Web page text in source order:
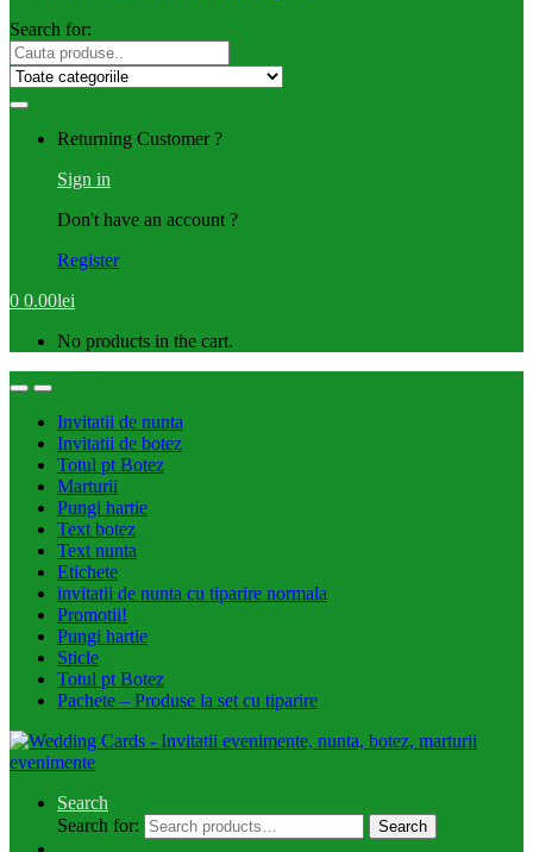
Search for:
Returning Customer ?
Sign in
Don't have an account ?
Register
0 0.00lei
No products in the cart.
Invitatii de nunta
Invitatii de botez
Totul pt Botez
Marturii
Pungi hartie
Text botez
Text nunta
Etichete
invitatii de nunta cu tiparire normala
Promotii!
Pungi hartie
Sticle
Totul pt Botez
Pachete – Produse la set cu tiparire
Search
Search for:
Search